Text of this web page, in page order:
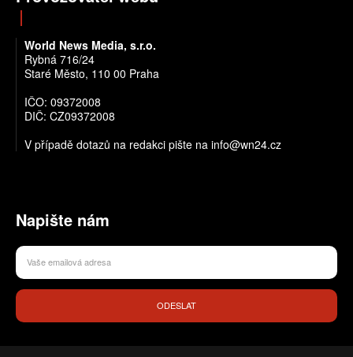
World News Media, s.r.o.
Rybná 716/24
Staré Město, 110 00 Praha
IČO: 09372008
DIČ: CZ09372008
V případě dotazů na redakci pište na info@wn24.cz
Napište nám
ODESLAT